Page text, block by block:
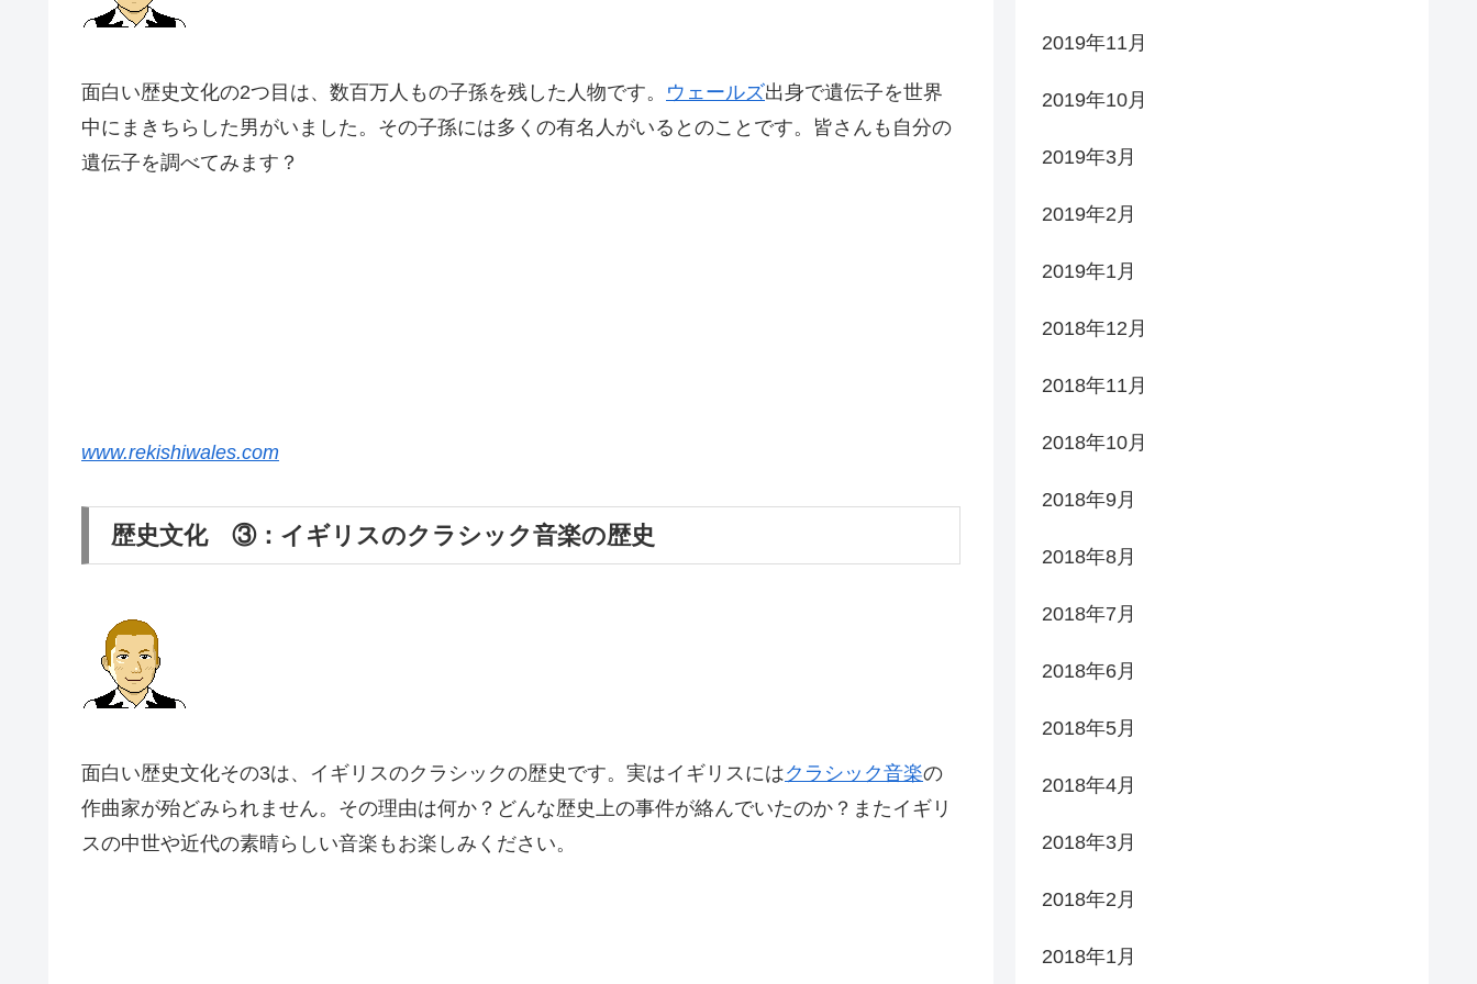
面白い歴史文化の2つ目は、数百万人もの子孫を残した人物です。 ウェールズ出身で遺伝子を世界
中にまきちらした男がいました。その子孫には多くの有名人がいるとのことです。皆さんも自分の
遺伝子を調べてみます？
www.rekishiwales.com
歴史文化 ③：イギリスのクラシック音楽の歴史
面白い歴史文化その3は、イギリスのクラシックの歴史です。実はイギリスにはクラシック音楽の
作曲家が殆どみられません。その理由は何か？どんな歴史上の事件が絡んでいたのか？またイギリ
スの中世や近代の素晴らしい音楽もお楽しみください。
2019年11月
2019年10月
2019年3月
2019年2月
2019年1月
2018年12月
2018年11月
2018年10月
2018年9月
2018年8月
2018年7月
2018年6月
2018年5月
2018年4月
2018年3月
2018年2月
2018年1月